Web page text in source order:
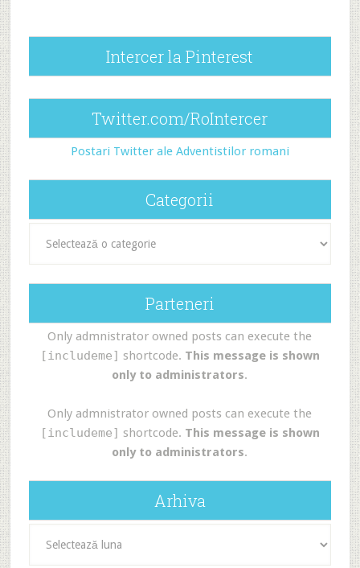
Intercer la Pinterest
Twitter.com/RoIntercer
Postari Twitter ale Adventistilor romani
Categorii
Parteneri
Only admnistrator owned posts can execute the
[includeme] shortcode. This message is shown
only to administrators.
Only admnistrator owned posts can execute the
[includeme] shortcode. This message is shown
only to administrators.
Arhiva